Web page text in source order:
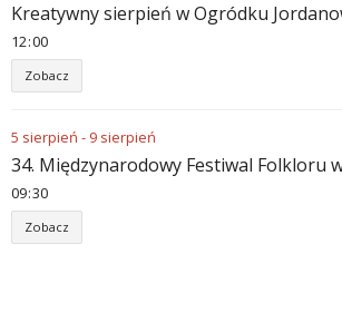
Kreatywny sierpień w Ogródku
12:00
Zobacz
5 sierpień - 9 sierpień
34. Międzynarodowy Festiwal Folkloru
09:30
Zobacz